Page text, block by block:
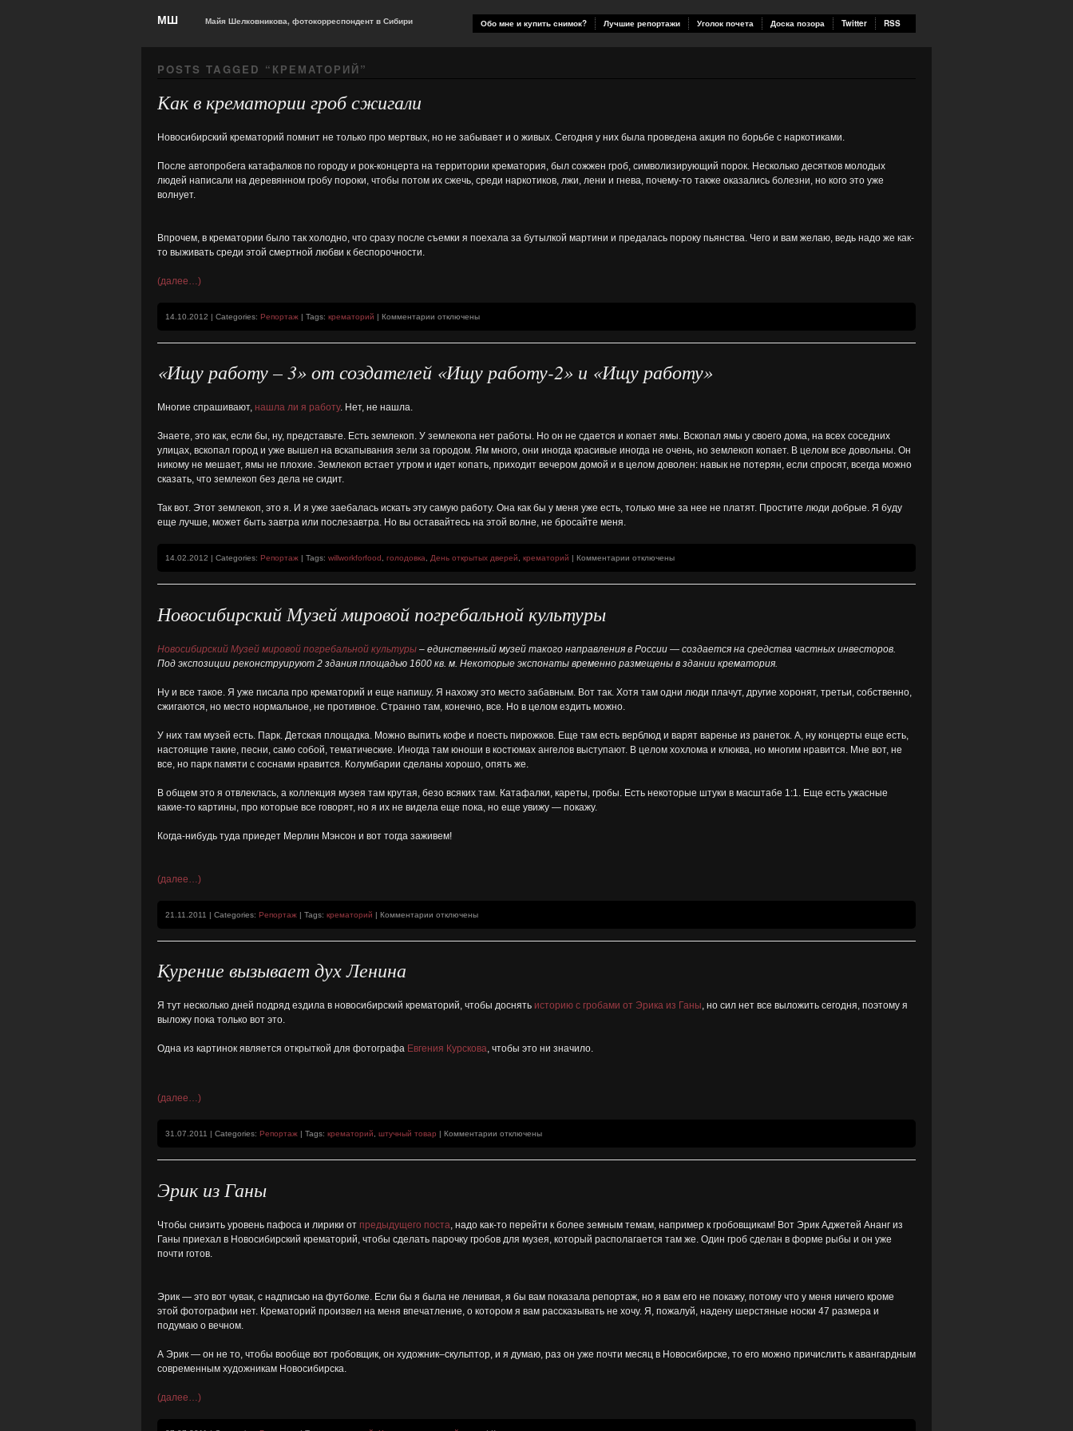
МШ Майя Шелковникова, фотокорреспондент в Сибири Обо мне и купить снимок? Лучшие репортажи Уголок почета Доска позора Twitter RSS
POSTS TAGGED “ КРЕМАТОРИЙ”
Как в крематории гроб сжигали
Новосибирский крематорий помнит не только про мертвых, но не забывает и о живых. Сегодня у них была проведена акция по борьбе с наркотиками.
После автопробега катафалков по городу и рок-концерта на территории крематория, был сожжен гроб, символизирующий порок. Несколько десятков молодых
людей написали на деревянном гробу пороки, чтобы потом их сжечь, среди наркотиков, лжи, лени и гнева, почему-то также оказались болезни, но кого это уже
волнует.
Впрочем, в крематории было так холодно, что сразу после съемки я поехала за бутылкой мартини и предалась пороку пьянства. Чего и вам желаю, ведь надо же как-
то выживать среди этой смертной любви к беспорочности.
(далее…)
14.10.2012 | Categories: Репортаж | Tags: крематорий | Комментарии
гроб
отключены
«Ищу работу – 3» от создателей «Ищу работу-2» и «Ищу работу»
Многие спрашивают, нашла ли я работу. Нет, не нашла.
Знаете, это как, если бы, ну, представьте. Есть землекоп. У землекопа нет работы. Но он не сдается и копает ямы. Вскопал ямы у своего дома, на всех соседних
улицах, вскопал город и уже вышел на вскапывания зели за городом. Ям много, они иногда красивые иногда не очень, но землекоп копает. В целом все довольны. Он
никому не мешает, ямы не плохие. Землекоп встает утром и идет копать, приходит вечером домой и в целом доволен: навык не потерян, если спросят, всегда можно
сказать, что землекоп без дела не сидит.
Так вот. Этот землекоп, это я. И я уже заебалась искать эту самую работу. Она как бы у меня уже есть, только мне за нее не платят. Простите люди добрые. Я буду
еще лучше, может быть завтра или послезавтра. Но вы оставайтесь на этой волне, не бросайте меня.
14.02.2012 | Categories: Репортаж | Tags: willworkforfood , голодовка, День открытых дверей, крематорий Комментарии
«Ищу
работу-2»
«Ищу
отключены
Новосибирский Музей мировой погребальной культуры
Новосибирский Музей мировой погребальной культуры – единственный музей такого направления в России — создается на средства частных инвесторов.
Под экспозиции реконструируют 2 здания площадью 1600 кв. м. Некоторые экспонаты временно размещены в здании крематория.
Ну и все такое. Я уже писала про крематорий и еще напишу. Я нахожу это место забавным. Вот так. Хотя там одни люди плачут, другие хоронят, третьи, собственно,
сжигаются, но место нормальное, не противное. Странно там, конечно, все. Но в целом ездить можно.
У них там музей есть. Парк. Детская площадка. Можно выпить кофе и поесть пирожков. Еще там есть верблюд и варят варенье из ранеток. А, ну концерты еще есть,
настоящие такие, песни, само собой, тематические. Иногда там юноши в костюмах ангелов выступают. В целом хохлома и клюква, но многим нравится. Мне вот, не
все, но парк памяти с соснами нравится. Колумбарии сделаны хорошо, опять же.
В общем это я отвлеклась, а коллекция музея там крутая, безо всяких там. Катафалки, кареты, гробы. Есть некоторые штуки в масштабе 1:1. Еще есть ужасные
какие-то картины, про которые все говорят, но я их не видела еще пока, но еще увижу — покажу.
Когда-нибудь туда приедет Мерлин Мэнсон и вот тогда заживем!
(далее…)
21.11.2011 | Categories: Репортаж | Tags: крематорий | Комментарии отключены
Курение вызывает дух Ленина
Я тут несколько дней подряд ездила в новосибирский крематорий, чтобы доснять историю с гробами от Эрика из Ганы, но сил нет все выложить сегодня, поэтому я
выложу пока только вот это.
Одна из картинок является открыткой для фотографа Евгения Курскова, чтобы это ни значило.
(далее…)
31.07.2011 | Categories: Репортаж | Tags: крематорий штучный товар | Комментарии отключены
Эрик из Ганы
Чтобы снизить уровень пафоса и лирики от предыдущего поста , надо как-то перейти к более земным темам, например к гробовщикам! Вот Эрик Аджетей Ананг из
Ганы приехал в Новосибирский крематорий, чтобы сделать парочку гробов для музея, который располагается там же. Один гроб сделан в форме рыбы и он уже
почти готов.
Эрик — это вот чувак, с надписью на футболке. Если бы я была не ленивая, я бы вам показала репортаж, но я вам его не покажу, потому что у меня ничего кроме
этой фотографии нет. Крематорий произвел на меня впечатление, о котором я вам рассказывать не хочу. Я, пожалуй, надену шерстяные носки 47 размера и
подумаю о вечном.
А Эрик — он не то, чтобы вообще вот гробовщик, он художник–скульптор, и я думаю, раз он уже почти месяц в Новосибирске, то его можно причислить к авангардным
современным художникам Новосибирска.
(далее…)